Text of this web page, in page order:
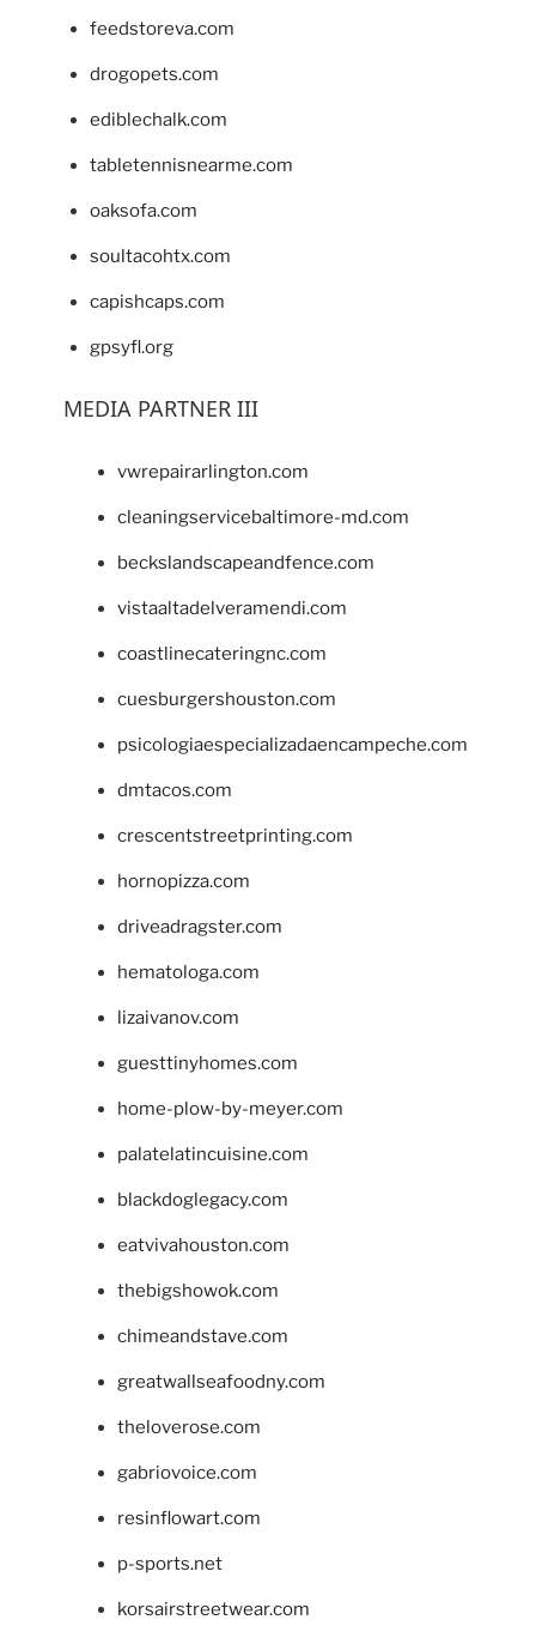
feedstoreva.com
drogopets.com
ediblechalk.com
tabletennisnearme.com
oaksofa.com
soultacohtx.com
capishcaps.com
gpsyfl.org
MEDIA PARTNER III
vwrepairarlington.com
cleaningservicebaltimore-md.com
beckslandscapeandfence.com
vistaaltadelveramendi.com
coastlinecateringnc.com
cuesburgershouston.com
psicologiaespecializadaencampeche.com
dmtacos.com
crescentstreetprinting.com
hornopizza.com
driveadragster.com
hematologa.com
lizaivanov.com
guesttinyhomes.com
home-plow-by-meyer.com
palatelatincuisine.com
blackdoglegacy.com
eatvivahouston.com
thebigshowok.com
chimeandstave.com
greatwallseafoodny.com
theloverose.com
gabriovoice.com
resinflowart.com
p-sports.net
korsairstreetwear.com